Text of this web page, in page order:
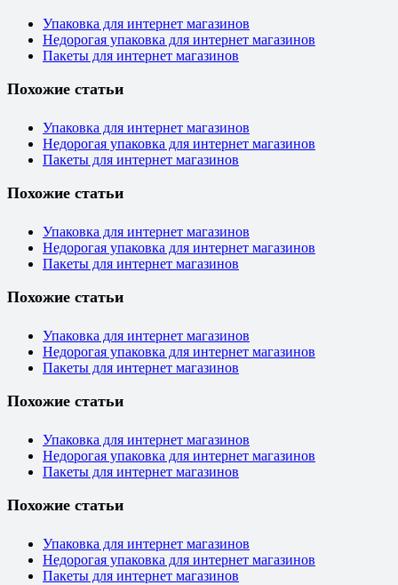
Упаковка для интернет магазинов
Недорогая упаковка для интернет магазинов
Пакеты для интернет магазинов
Похожие статьи
Упаковка для интернет магазинов
Недорогая упаковка для интернет магазинов
Пакеты для интернет магазинов
Похожие статьи
Упаковка для интернет магазинов
Недорогая упаковка для интернет магазинов
Пакеты для интернет магазинов
Похожие статьи
Упаковка для интернет магазинов
Недорогая упаковка для интернет магазинов
Пакеты для интернет магазинов
Похожие статьи
Упаковка для интернет магазинов
Недорогая упаковка для интернет магазинов
Пакеты для интернет магазинов
Похожие статьи
Упаковка для интернет магазинов
Недорогая упаковка для интернет магазинов
Пакеты для интернет магазинов